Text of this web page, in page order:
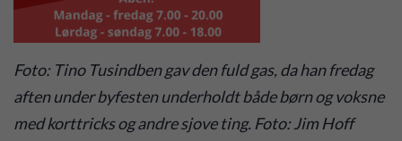
Foto: Tino Tusindben gav den fuld gas, da han fredag
aften under byfesten underholdt både børn og voksne
med korttricks og andre sjove ting. Foto: Jim Hoff